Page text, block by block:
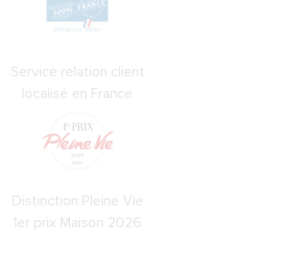
Service relation client
localisé en France
Distinction Pleine Vie
1er prix Maison 2026